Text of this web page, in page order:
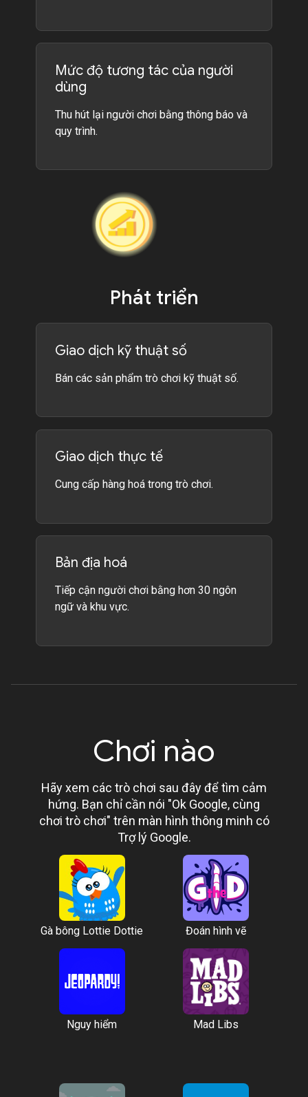
Mức độ tương tác của người
dùng
Thu hút lại người chơi bằng thông báo và
quy trình.
Phát triển
Giao dịch kỹ thuật số
Bán các sản phẩm trò chơi kỹ thuật số.
Giao dịch thực tế
Cung cấp hàng hoá trong trò chơi.
Bản địa hoá
Tiếp cận người chơi bằng hơn 30 ngôn
ngữ và khu vực.
Chơi nào
Hãy xem các trò chơi sau đây để tìm cảm
hứng. Bạn chỉ cần nói "Ok Google, cùng
chơi trò chơi" trên màn hình thông minh có
Trợ lý Google.
Gà bông Lottie Dottie Đoán hình vẽ
Nguy hiểm Mad Libs